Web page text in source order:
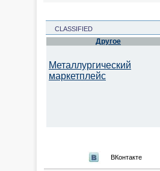
CLASSIFIED
Другое
Металлургический
маркетплейс
ВКонтакте